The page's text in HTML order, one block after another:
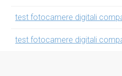
test fotocamere digitali
test fotocamere digitali